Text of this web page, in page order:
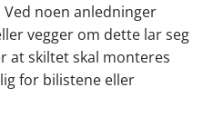
noen anledninger
vegger om dette lar seg
at skiltet skal monteres
for bilistene eller